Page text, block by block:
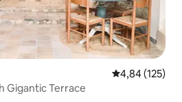
4,84 af 5 í
4,84 (125)
Gigantic Terrace